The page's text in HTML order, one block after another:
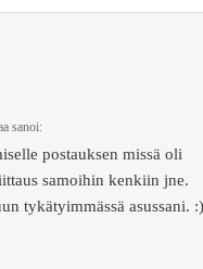
sanoi:
postauksen missä oli
samoihin kenkiin jne.
tykätyimmässä asussani.